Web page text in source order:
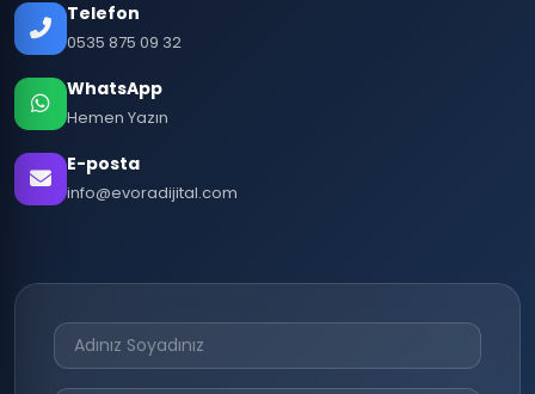
Telefon
0535 875 09 32
WhatsApp
Hemen Yazın
E-posta
info@evoradijital.com